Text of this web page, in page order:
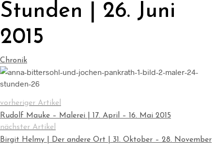
Stunden | 26. Juni
2015
Chronik
vorheriger Artikel
Rudolf Mauke – Malerei | 17. April – 16. Mai 2015
nächster Artikel
Birgit Helmy | Der andere Ort | 31. Oktober – 28. November